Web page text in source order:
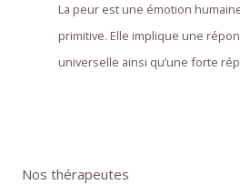
La peur est une émotion
primitive. Elle implique une
universelle ainsi qu’une forte
Nos thérapeutes